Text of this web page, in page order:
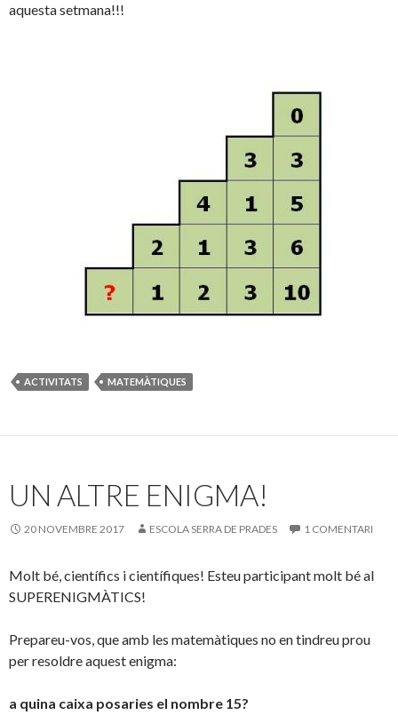
aquesta setmana!!!
ACTIVITATS MATEMÀTIQUES
UN ALTRE ENIGMA!
20 NOVEMBRE 2017 ESCOLA SERRA DE PRADES 1 COMENTARI
Molt bé, científics i científiques! Esteu participant molt bé al
SUPERENIGMÀTICS!
Prepareu-vos, que amb les matemàtiques no en tindreu prou
per resoldre aquest enigma:
a quina caixa posaries el nombre 15?